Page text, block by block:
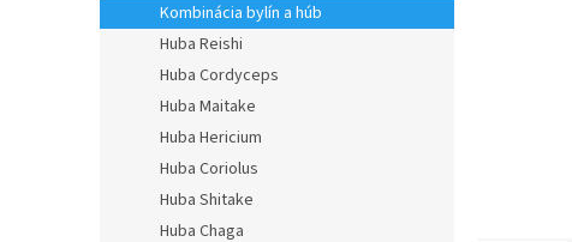
Kombinácia bylín a húb
Huba Reishi
Huba Cordyceps
Huba Maitake
Huba Hericium
Huba Coriolus
Huba Shitake
Huba Chaga